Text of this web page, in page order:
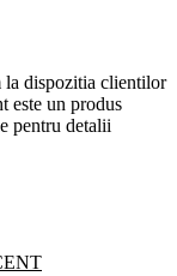
la dispozitia clientilor
este un produs
pentru detalii